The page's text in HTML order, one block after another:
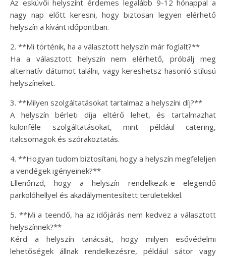
Az esküvői helyszínt érdemes legalább 9-12 hónappal a
nagy nap előtt keresni, hogy biztosan legyen elérhető
helyszín a kívánt időpontban.
2. **Mi történik, ha a választott helyszín már foglalt?**
Ha a választott helyszín nem elérhető, próbálj meg
alternatív dátumot találni, vagy kereshetsz hasonló stílusú
helyszíneket.
3. **Milyen szolgáltatásokat tartalmaz a helyszíni díj?**
A helyszín bérleti díja eltérő lehet, és tartalmazhat
különféle szolgáltatásokat, mint például catering,
italcsomagok és szórakoztatás.
4. **Hogyan tudom biztosítani, hogy a helyszín megfeleljen
a vendégek igényeinek?**
Ellenőrizd, hogy a helyszín rendelkezik-e elegendő
parkolóhellyel és akadálymentesített területekkel.
5. **Mi a teendő, ha az időjárás nem kedvez a választott
helyszínnek?**
Kérd a helyszín tanácsát, hogy milyen esővédelmi
lehetőségek állnak rendelkezésre, például sátor vagy